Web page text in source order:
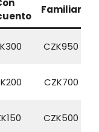
Familiar
CZK950
CZK700
CZK500